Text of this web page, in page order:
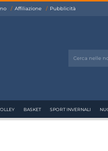
Affiliazione Pubblicità
BASKET SPORT INVERNALI